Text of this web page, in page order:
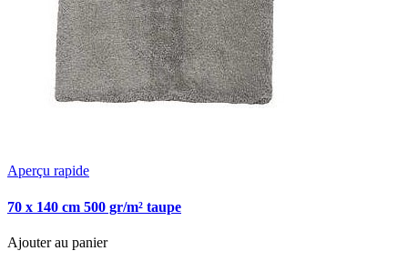
Aperçu rapide
70 x 140 cm 500 gr/m² taupe
Ajouter au panier